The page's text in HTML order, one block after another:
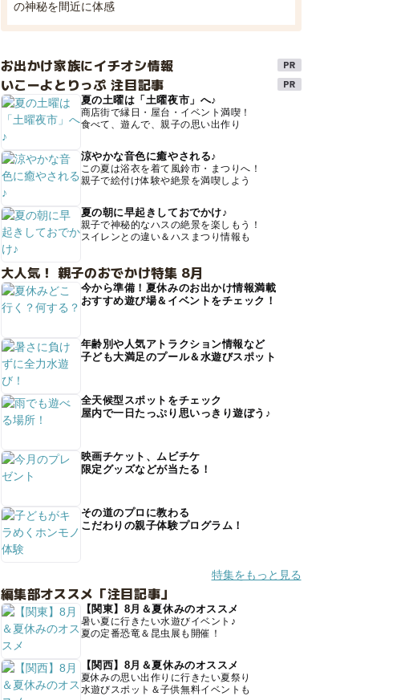
の神秘を間近に体感
お出かけ家族にイチオシ情報
いこーよとりっぷ 注目記事
夏の土曜は「土曜夜市」へ♪
商店街で縁日・屋台・イベント満喫！
食べて、遊んで、親子の思い出作り
涼やかな音色に癒やされる♪
この夏は浴衣を着て風鈴市・まつりへ！
親子で絵付け体験や絶景を満喫しよう
夏の朝に早起きしておでかけ♪
親子で神秘的なハスの絶景を楽しもう！
スイレンとの違い＆ハスまつり情報も
大人気！ 親子のおでかけ特集 8月
今から準備！夏休みのお出かけ情報満載
おすすめ遊び場＆イベントをチェック！
年齢別や人気アトラクション情報など
子ども大満足のプール＆水遊びスポット
全天候型スポットをチェック
屋内で一日たっぷり思いっきり遊ぼう♪
映画チケット、ムビチケ
限定グッズなどが当たる！
その道のプロに教わる
こだわりの親子体験プログラム！
特集をもっと見る
編集部オススメ「注目記事」
【関東】8月＆夏休みのオススメ
暑い夏に行きたい水遊びイベント♪
夏の定番恐竜＆昆虫展も開催！
【関西】8月＆夏休みのオススメ
夏休みの思い出作りに行きたい夏祭り
水遊びスポット＆子供無料イベントも